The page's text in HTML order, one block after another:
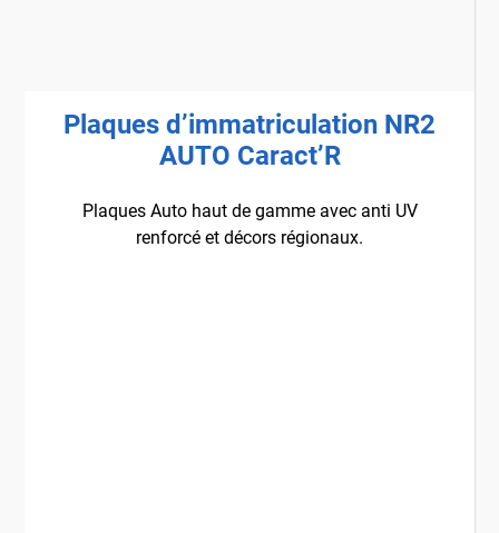
Plaques d’immatriculation NR2
AUTO Caract’R
Plaques Auto haut de gamme avec anti UV
renforcé et décors régionaux.